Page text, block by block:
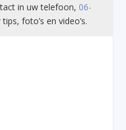
in uw telefoon, 06-
foto’s en video’s.